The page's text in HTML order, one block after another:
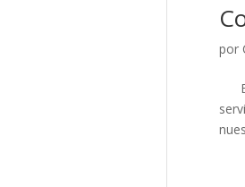
por
El